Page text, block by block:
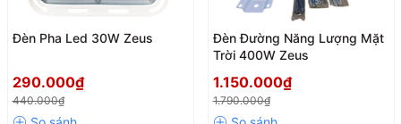
Đèn Pha Led 30W Zeus
290.000₫
440.000₫
Đèn Đường Năng Lượng Mặt
Trời 400W Zeus
1.150.000₫
1.790.000₫